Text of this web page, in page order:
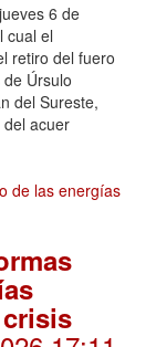
6 de
cual el
retiro del fuero
Úrsulo
del Sureste,
acuer